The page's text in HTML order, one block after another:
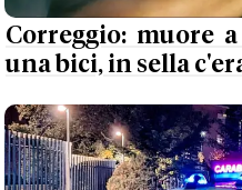
Correggio: muore
una bici, in sella